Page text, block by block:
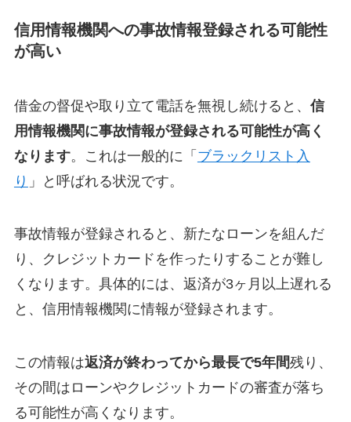
信用情報機関への事故情報登録される可能性
が高い
借金の督促や取り立て電話を無視し続けると、 信
用情報機関に事故情報が登録される可能性が高く
なります。これは一般的に「 ブラックリスト入
り 」と呼ばれる状況です。
事故情報が登録されると、新たなローンを組んだ
り、クレジットカードを作ったりすることが難し
くなります。具体的には、返済が3ヶ月以上遅れる
と、信用情報機関に情報が登録されます。
この情報は返済が終わってから最長で5年間残り、
その間はローンやクレジットカードの審査が落ち
る可能性が高くなります。